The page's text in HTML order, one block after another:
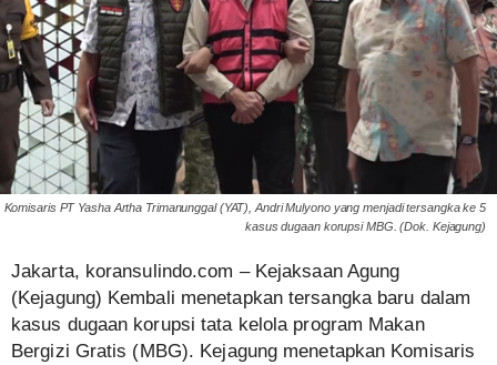
Komisaris PT Yasha Artha Trimanunggal (YAT), Andri Mulyono yang menjadi tersangka ke 5
kasus dugaan korupsi MBG. (Dok. Kejagung)
Jakarta, koransulindo.com – Kejaksaan Agung
(Kejagung) Kembali menetapkan tersangka baru dalam
kasus dugaan korupsi tata kelola program Makan
Bergizi Gratis (MBG). Kejagung menetapkan Komisaris